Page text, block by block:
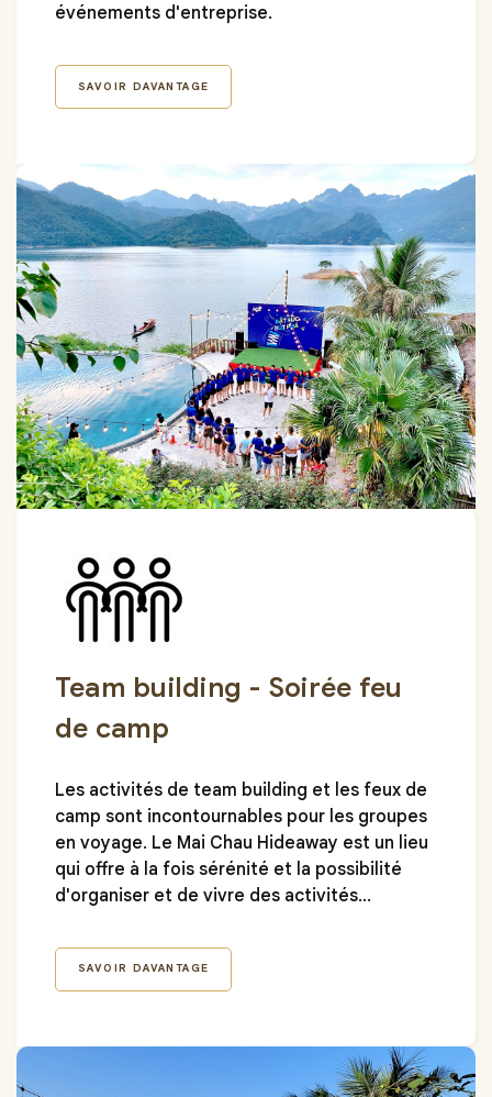
événements d'entreprise.
SAVOIR DAVANTAGE
Team building - Soirée feu
de camp
Les activités de team building et les feux de
camp sont incontournables pour les groupes
en voyage. Le Mai Chau Hideaway est un lieu
qui offre à la fois sérénité et la possibilité
d'organiser et de vivre des activités
atmosphère positive pour tous les membres.
SAVOIR DAVANTAGE